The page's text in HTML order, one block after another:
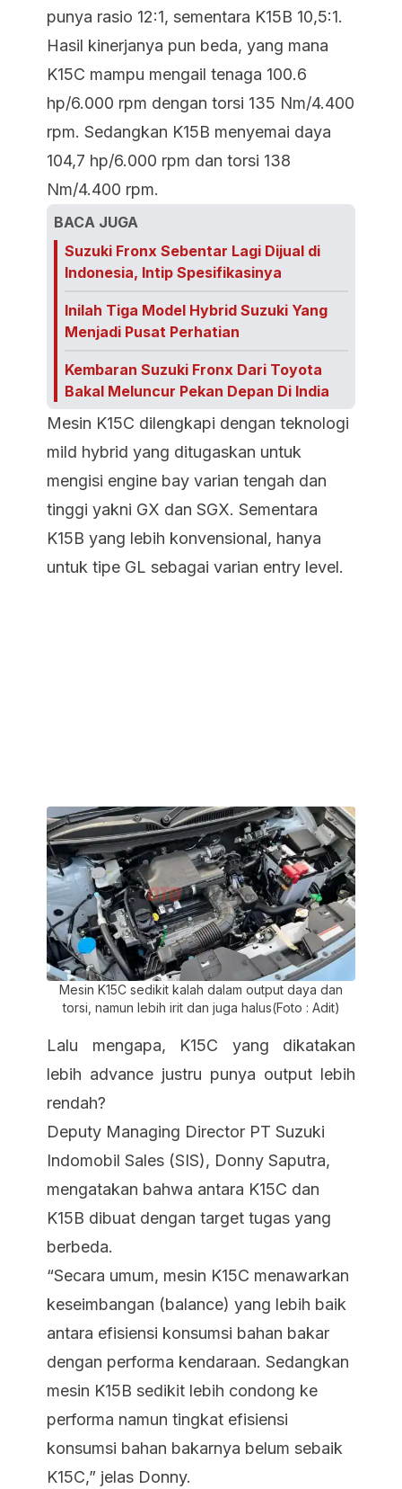
punya rasio 12:1, sementara K15B 10,5:1.
Hasil kinerjanya pun beda, yang mana
K15C mampu mengail tenaga 100.6
hp/6.000 rpm dengan torsi 135 Nm/4.400
rpm. Sedangkan K15B menyemai daya
104,7 hp/6.000 rpm dan torsi 138
Nm/4.400 rpm.
BACA JUGA
Suzuki Fronx Sebentar Lagi Dijual di
Indonesia, Intip Spesifikasinya
Inilah Tiga Model Hybrid Suzuki Yang
Menjadi Pusat Perhatian
Kembaran Suzuki Fronx Dari Toyota
Bakal Meluncur Pekan Depan Di India
Mesin K15C dilengkapi dengan teknologi
mild hybrid yang ditugaskan untuk
mengisi engine bay varian tengah dan
tinggi yakni GX dan SGX. Sementara
K15B yang lebih konvensional, hanya
untuk tipe GL sebagai varian entry level.
Mesin K15C sedikit kalah dalam output daya dan
torsi, namun lebih irit dan juga halus(Foto : Adit)
Lalu mengapa, K15C yang dikatakan
lebih advance justru punya output lebih
rendah?
Deputy Managing Director PT Suzuki
Indomobil Sales (SIS), Donny Saputra,
mengatakan bahwa antara K15C dan
K15B dibuat dengan target tugas yang
berbeda.
“Secara umum, mesin K15C menawarkan
keseimbangan (balance) yang lebih baik
antara efisiensi konsumsi bahan bakar
dengan performa kendaraan. Sedangkan
mesin K15B sedikit lebih condong ke
performa namun tingkat efisiensi
konsumsi bahan bakarnya belum sebaik
K15C,” jelas Donny.